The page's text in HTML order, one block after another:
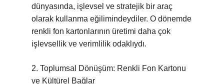
dünyasında, işlevsel ve stratejik bir araç
olarak kullanma eğilimindeydiler. O dönemde
renkli fon kartonlarının üretimi daha çok
işlevsellik ve verimlilik odaklıydı.
2. Toplumsal Dönüşüm: Renkli Fon Kartonu
ve Kültürel Bağlar